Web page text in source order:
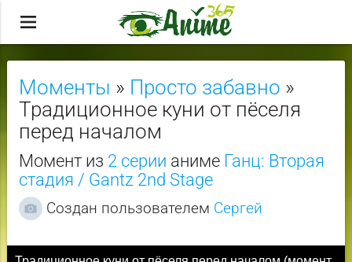
menu
Моменты » Просто забавно »
Традиционное куни от пёселя
перед началом
Момент из 2 серии аниме Ганц: Вторая
стадия / Gantz 2nd Stage
Создан пользователем Сергей